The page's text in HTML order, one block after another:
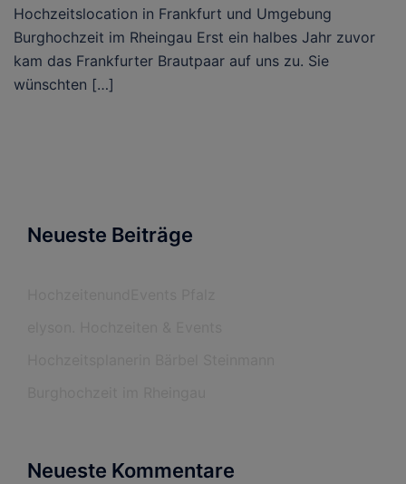
Hochzeitslocation in Frankfurt und Umgebung
Burghochzeit im Rheingau Erst ein halbes Jahr zuvor
kam das Frankfurter Brautpaar auf uns zu. Sie
wünschten […]
Neueste Beiträge
Neueste Kommentare